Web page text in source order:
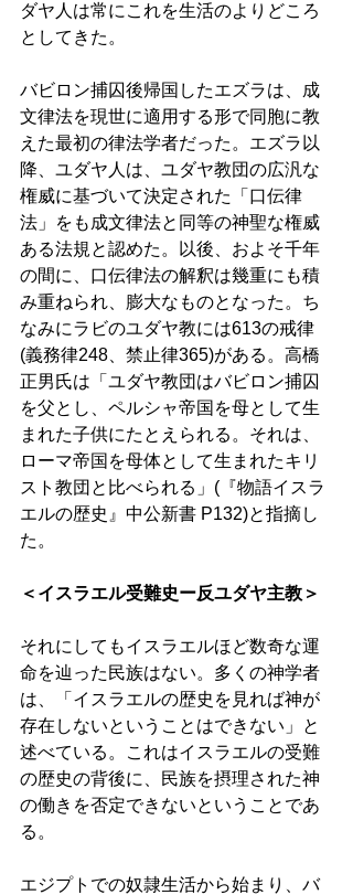
ダヤ人は常にこれを生活のよりどころ
としてきた。
バビロン捕囚後帰国したエズラは、成
文律法を現世に適用する形で同胞に教
えた最初の律法学者だった。エズラ以
降、ユダヤ人は、ユダヤ教団の広汎な
権威に基づいて決定された「口伝律
法」をも成文律法と同等の神聖な権威
ある法規と認めた。以後、およそ千年
の間に、口伝律法の解釈は幾重にも積
み重ねられ、膨大なものとなった。ち
なみにラビのユダヤ教には613の戒律
(義務律248、禁止律365)がある。高橋
正男氏は「ユダヤ教団はバビロン捕囚
を父とし、ペルシャ帝国を母として生
まれた子供にたとえられる。それは、
ローマ帝国を母体として生まれたキリ
スト教団と比べられる」(『物語イスラ
エルの歴史』中公新書 P132)と指摘し
た。
＜イスラエル受難史ー反ユダヤ主教＞
それにしてもイスラエルほど数奇な運
命を辿った民族はない。多くの神学者
は、「イスラエルの歴史を見れば神が
存在しないということはできない」と
述べている。これはイスラエルの受難
の歴史の背後に、民族を摂理された神
の働きを否定できないということであ
る。
エジプトでの奴隷生活から始まり、バ